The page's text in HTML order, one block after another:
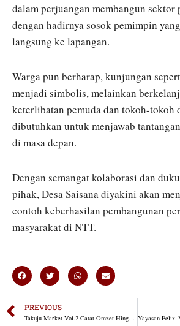
dalam perjuangan membangun
dengan hadirnya sosok pemimpin
langsung ke lapangan.
Warga pun berharap, kunjungan
menjadi simbolis, melainkan
keterlibatan pemuda dan tokoh-tokoh
dibutuhkan untuk menjawab
di masa depan.
Dengan semangat kolaborasi dan
pihak, Desa Saisana diyakini akan
contoh keberhasilan pembangunan
masyarakat di NTT.
PREVIOUS
Takuju Market Vol.2 Catat Omzet Hingga Rp2,1 Juta Per Hari, Gaungkan Semangat UMKM Lokal